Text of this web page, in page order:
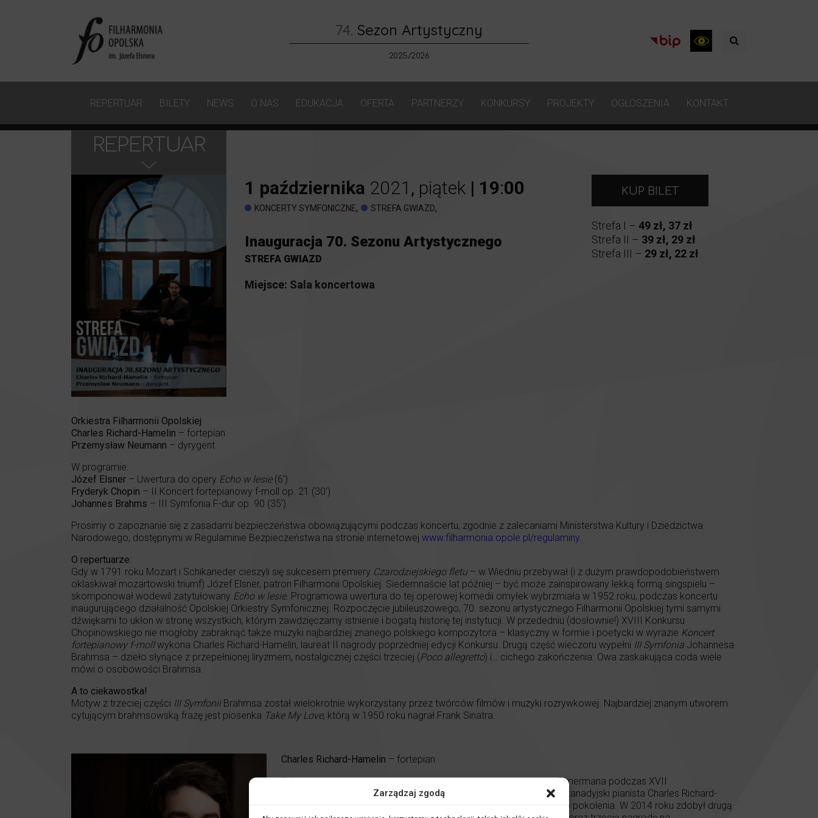
Zarządzaj zgodą
74. Sezon Artystyczny
2025/2026
REPERTUAR BILETY NEWS O NAS EDUKACJA OFERTA PARTNERZY KONKURSY PROJEKTY OGŁOSZENIA KONTAKT
REPERTUAR
1 października 2021 , piątek | 19:00
KONCERTY SYMFONICZNE, STREFA GWIAZD,
Inauguracja 70. Sezonu Artystycznego
STREFA GWIAZD
Miejsce: Sala koncertowa
KUP BILET
Strefa I – 49 zł, 37 zł
Strefa II – 39 zł, 29 zł
Strefa III – 29 zł, 22 zł
Orkiestra Filharmonii Opolskiej
Charles Richard-Hamelin – fortepian
Przemysław Neumann – dyrygent
W programie:
Józef Elsner – Uwertura do opery Echo w lesie(6′)
Fryderyk Chopin – II Koncert fortepianowy f-moll op. 21 (30′)
Johannes Brahms – III Symfonia F-dur op. 90 (35′)
Prosimy o zapoznanie się z zasadami bezpieczeństwa obowiązującymi podczas koncertu, zgodnie z zalecaniami Ministerstwa Kultury i Dziedzictwa
Narodowego, dostępnymi w Regulaminie Bezpieczeństwa na stronie internetowej www.filharmonia.opole.pl/regulaminy.
O repertuarze:
Gdy w 1791 roku Mozart i Schikaneder cieszyli się sukcesem premiery Czarodziejskiego fletu– w Wiedniu przebywał (i z dużym prawdopodobieństwem
oklaskiwał mozartowski triumf) Józef Elsner, patron Filharmonii Opolskiej. Siedemnaście lat później – być może zainspirowany lekką formą singspielu –
skomponował wodewil zatytułowany Echo w lesie. Programowa uwertura do tej operowej komedii omyłek wybrzmiała w 1952 roku, podczas koncertu
inaugurującego działalność Opolskiej Orkiestry Symfonicznej. Rozpoczęcie jubileuszowego, 70. sezonu artystycznego Filharmonii Opolskiej tymi samymi
dźwiękami to ukłon w stronę wszystkich, którym zawdzięczamy istnienie i bogatą historię tej instytucji. W przededniu (dosłownie!) XVIII Konkursu
Chopinowskiego nie mogłoby zabraknąć także muzyki najbardziej znanego polskiego kompozytora – klasyczny w formie i poetycki w wyrazie Koncert
fortepianowy f-mollwykona Charles Richard-Hamelin, laureat II nagrody poprzedniej edycji Konkursu. Drugą część wieczoru wypełni III Symfonia Johannesa
Brahmsa – dzieło słynące z przepełnionej liryzmem, nostalgicznej części trzeciej (Poco allegretto) i… cichego zakończenia. Owa zaskakująca coda wiele
mówi o osobowości Brahmsa.
A to ciekawostka!
Motyw z trzeciej części III SymfoniiBrahmsa został wielokrotnie wykorzystany przez twórców filmów i muzyki rozrywkowej. Najbardziej znanym utworem
cytującym brahmsowską frazę jest piosenka Take My Love, którą w 1950 roku nagrał Frank Sinatra.
Charles Richard-Hamelin – fortepian
Zdobywca srebrnego medalu oraz nagrody specjalnej Krystiana Zimermana podczas XVII
Międzynarodowego Konkursu im. Fryderyka Chopina w 2015 roku, kanadyjski pianista Charles Richard-
Hamelin zaliczany jest do grona najważniejszych pianistów swojego pokolenia. W 2014 roku zdobył drugą